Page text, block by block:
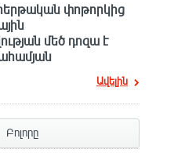
փոթորկից
մեծ դnզա է
Ավելին
Բոլորը